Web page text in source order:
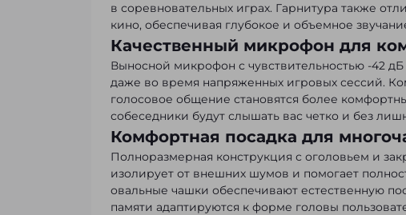
в соревновательных играх. Гарнитура также
кино, обеспечивая глубокое и объемное
Качественный микрофон для
Выносной микрофон с чувствительностью -42
даже во время напряженных игровых сессий.
голосовое общение становятся более
собеседники будут слышать вас четко и без
Комфортная посадка для
Полноразмерная конструкция с оголовьем и
изолирует от внешних шумов и помогает
овальные чашки обеспечивают естественную
памяти адаптируются к форме головы